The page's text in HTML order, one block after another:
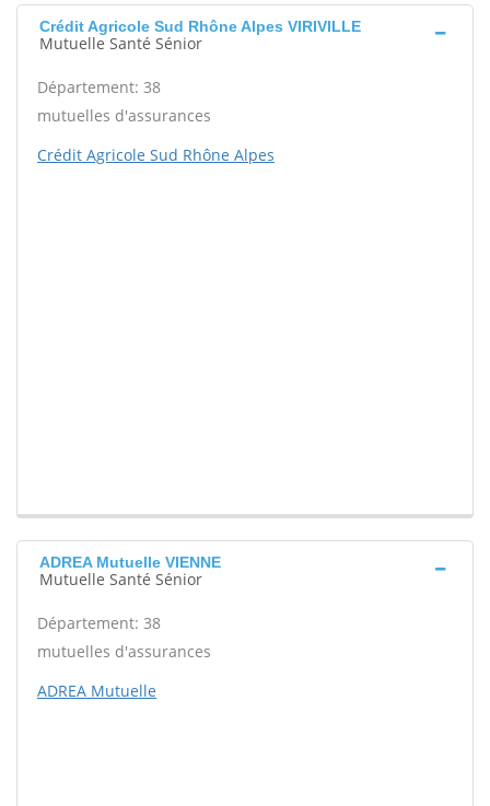
Crédit Agricole Sud Rhône Alpes VIRIVILLE
Mutuelle Santé Sénior
Département: 38
mutuelles d'assurances
Crédit Agricole Sud Rhône Alpes
ADREA Mutuelle VIENNE
Mutuelle Santé Sénior
Département: 38
mutuelles d'assurances
ADREA Mutuelle